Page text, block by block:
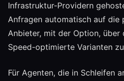
Infrastruktur-Providern
Anfragen automatisch auf die
Anbieter, mit der Option, über
Speed-optimierte Varianten
Für Agenten, die in Schleifen